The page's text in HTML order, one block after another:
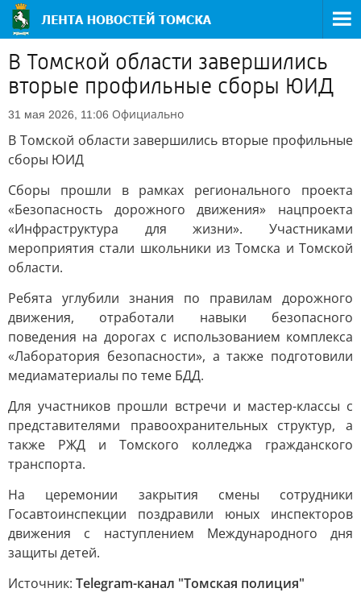
В Томской области завершились
вторые профильные сборы ЮИД
31 мая 2026, 11:06 Официально
В Томской области завершились вторые профильные
сборы ЮИД
Сборы прошли в рамках регионального проекта
«Безопасность дорожного движения» нацпроекта
«Инфраструктура для жизни». Участниками
мероприятия стали школьники из Томска и Томской
области.
Ребята углубили знания по правилам дорожного
движения, отработали навыки безопасного
поведения на дорогах с использованием комплекса
«Лаборатория безопасности», а также подготовили
медиаматериалы по теме БДД.
Для участников прошли встречи и мастер-классы с
представителями правоохранительных структур, а
также РЖД и Томского колледжа гражданского
транспорта.
На церемонии закрытия смены сотрудники
Госавтоинспекции поздравили юных инспекторов
движения с наступлением Международного дня
защиты детей.
Источник: Telegram-канал "Томская полиция"